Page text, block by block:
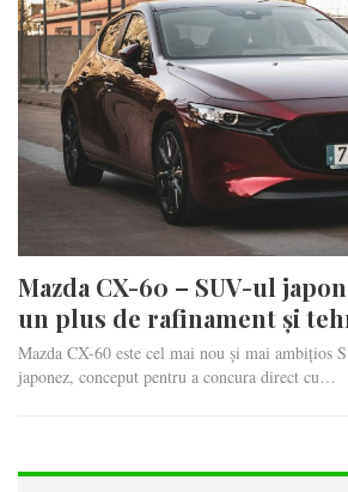
Mazda CX-60 – SUV-ul
un plus de rafinament și
Mazda CX-60 este cel mai nou și mai ambițios
japonez, conceput pentru a concura direct cu…